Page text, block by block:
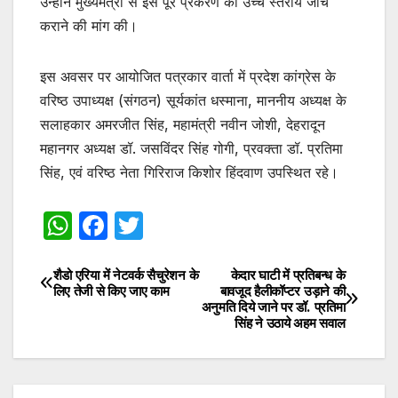
कराने की मांग की।
इस अवसर पर आयोजित पत्रकार वार्ता में प्रदेश कांग्रेस के
वरिष्ठ उपाध्यक्ष (संगठन) सूर्यकांत धस्माना, माननीय अध्यक्ष के
सलाहकार अमरजीत सिंह, महामंत्री नवीन जोशी, देहरादून
महानगर अध्यक्ष डॉ. जसविंदर सिंह गोगी, प्रवक्ता डॉ. प्रतिमा
सिंह, एवं वरिष्ठ नेता गिरिराज किशोर हिंदवाण उपस्थित रहे।
W
at
p
F
c
o
itt
Post
केदार घाटी में प्रतिबन्ध के
बावजूद हैलीकॉप्टर उड़ाने की
अनुमति दिये जाने पर डॉ. प्रतिमा
सिंह ने उठाये अहम सवाल
शैडो एरिया में नेटवर्क सैचुरेशन के
लिए तेजी से किए जाए काम